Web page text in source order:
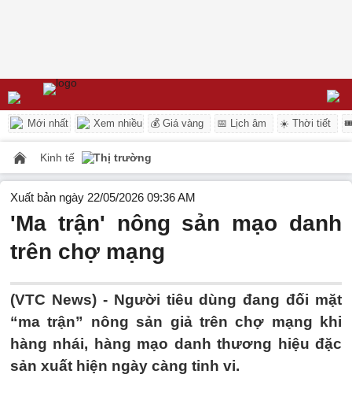
Mới nhất Xem nhiều 💰 Giá vàng 📅 Lịch âm ☀️ Thời tiết
Kinh tế Thị trường
Xuất bản ngày 22/05/2026 09:36 AM
'Ma trận' nông sản mạo danh
trên chợ mạng
(VTC News) - Người tiêu dùng đang đối mặt
“ma trận” nông sản giả trên chợ mạng khi
hàng nhái, hàng mạo danh thương hiệu đặc
sản xuất hiện ngày càng tinh vi.